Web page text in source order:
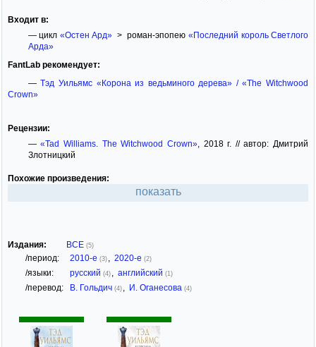
Входит в:
— цикл «Остен Ард» > роман-эпопею «Последний король Светлого
Арда»
FantLab рекомендует:
—Тэд Уильямс «Корона из ведьминого дерева» / «The Witchwood
Crown»
Рецензии:
—«Tad Williams. The Witchwood Crown», 2018 г. // автор: Дмитрий
Злотницкий
Похожие произведения:
показать
Издания: ВСЕ (5)
/период: 2010-е (3) , 2020-е (2)
/языки: русский (4) , английский (1)
/перевод: В. Гольдич (4) , И. Оганесова (4)